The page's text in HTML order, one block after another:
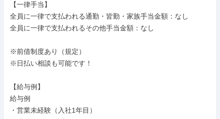
【一律手当】
全員に一律で支払われる通勤・皆勤・家族手当金額：なし
全員に一律で支払われるその他手当金額：なし
※前借制度あり（規定）
※日払い相談も可能です！
【給与例】
給与例
・営業未経験（入社1年目）